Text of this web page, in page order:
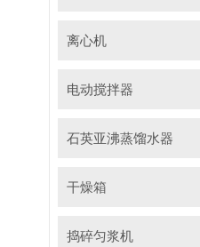
离心机
电动搅拌器
石英亚沸蒸馏水器
干燥箱
捣碎匀浆机